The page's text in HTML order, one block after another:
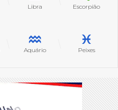
Libra Escorpião
Aquário Peixes